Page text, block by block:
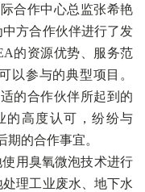
合作中心总监张希艳
方合作伙伴进行了发
的资源优势、服务范
以参与的典型项目。
的合作伙伴所起到的
的高度认可，纷纷与
的合作事宜。
用臭氧微泡技术进行
理工业废水、地下水